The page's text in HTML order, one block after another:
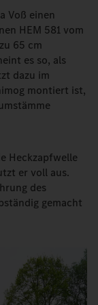
Voß einen
HEM 581 vom
65 cm
es so, als
dazu im
montiert ist,
Heckzapfwelle
er voll aus.
des
gemacht